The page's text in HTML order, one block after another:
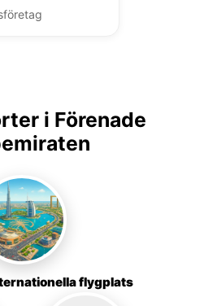
i Förenade
flygplats